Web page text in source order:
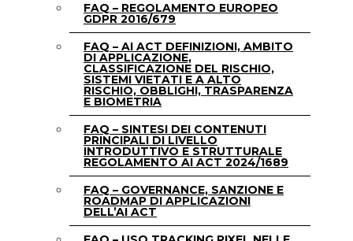
FAQ – REGOLAMENTO EUROPEO
GDPR 2016/679
FAQ – AI ACT DEFINIZIONI, AMBITO
DI APPLICAZIONE,
CLASSIFICAZIONE DEL RISCHIO,
SISTEMI VIETATI E A ALTO
RISCHIO, OBBLIGHI, TRASPARENZA
E BIOMETRIA
FAQ – SINTESI DEI CONTENUTI
PRINCIPALI DI LIVELLO
INTRODUTTIVO E STRUTTURALE
REGOLAMENTO AI ACT 2024/1689
FAQ – GOVERNANCE, SANZIONE E
ROADMAP DI APPLICAZIONI
DELL’AI ACT